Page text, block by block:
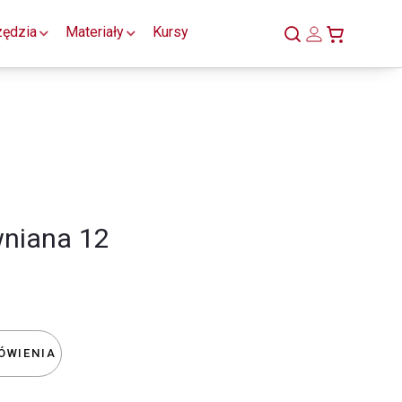
Materiały Kursy
12